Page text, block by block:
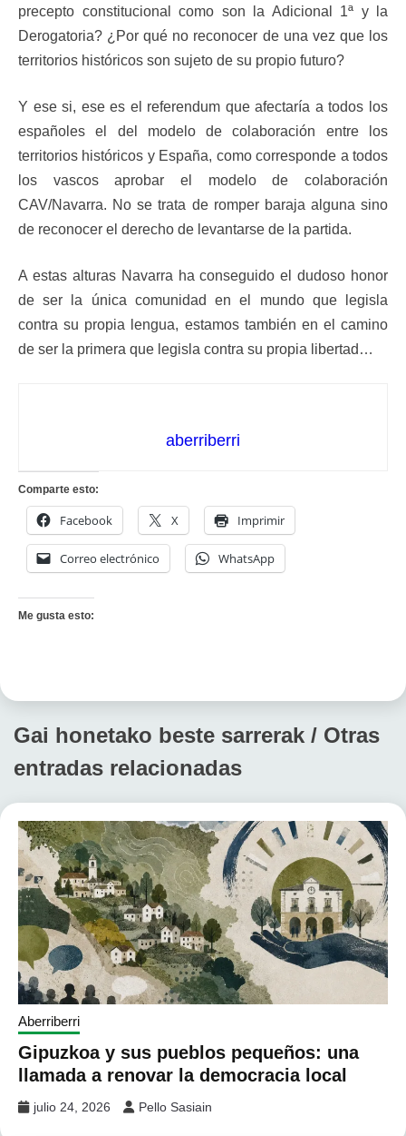
precepto constitucional como son la Adicional 1ª y la
Derogatoria? ¿Por qué no reconocer de una vez que los
territorios históricos son sujeto de su propio futuro?
Y ese si, ese es el referendum que afectaría a todos los
españoles el del modelo de colaboración entre los
territorios históricos y España, como corresponde a todos
los vascos aprobar el modelo de colaboración
CAV/Navarra. No se trata de romper baraja alguna sino
de reconocer el derecho de levantarse de la partida.
A estas alturas Navarra ha conseguido el dudoso honor
de ser la única comunidad en el mundo que legisla
contra su propia lengua, estamos también en el camino
de ser la primera que legisla contra su propia libertad…
aberriberri
Comparte esto:
Facebook X Imprimir
Correo electrónico WhatsApp
Me gusta esto:
Gai honetako beste sarrerak / Otras
entradas relacionadas
Aberriberri
Gipuzkoa y sus pueblos pequeños: una
llamada a renovar la democracia local
julio 24, 2026 Pello Sasiain